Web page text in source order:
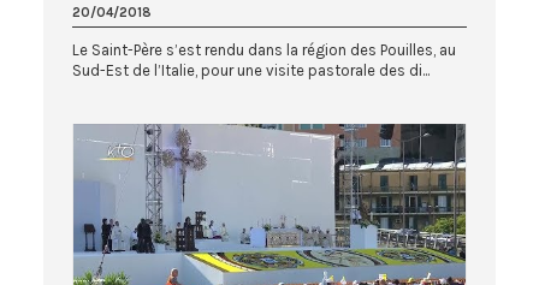
20/04/2018
Le Saint-Père s’est rendu dans la région des Pouilles, au
Sud-Est de l’Italie, pour une visite pastorale des di...